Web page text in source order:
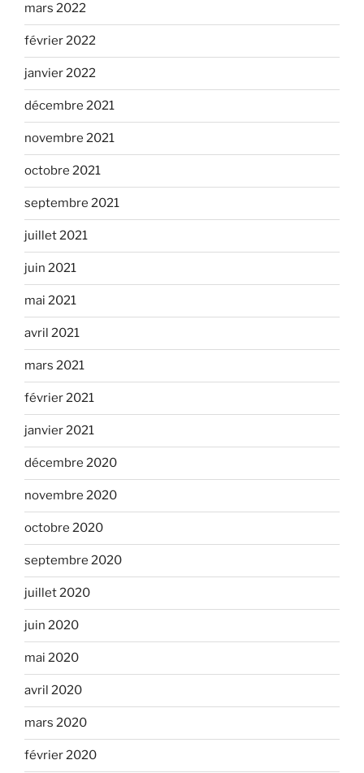
mars 2022
février 2022
janvier 2022
décembre 2021
novembre 2021
octobre 2021
septembre 2021
juillet 2021
juin 2021
mai 2021
avril 2021
mars 2021
février 2021
janvier 2021
décembre 2020
novembre 2020
octobre 2020
septembre 2020
juillet 2020
juin 2020
mai 2020
avril 2020
mars 2020
février 2020